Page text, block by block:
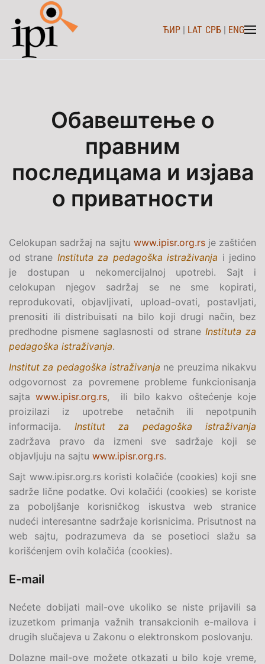
Skip to main content ЋИР | LAT СРБ | ENG
Обавештење о
правним
последицама и изјава
о приватности
Celokupan sadržaj na sajtu www.ipisr.org.rsje zaštićen
od strane Instituta za pedagoška istraživanja i jedino
je dostupan u nekomercijalnoj upotrebi. Sajt i
celokupan njegov sadržaj se ne sme kopirati,
reprodukovati, objavljivati, upload-ovati, postavljati,
prenositi ili distribuisati na bilo koji drugi način, bez
predhodne pismene saglasnosti od strane Instituta za
pedagoška istraživanja.
Institut za pedagoška istraživanja ne preuzima nikakvu
odgovornost za povremene probleme funkcionisanja
sajtawww.ipisr.org.rs, ili bilo kakvo oštećenje koje
proizilazi iz upotrebe netačnih ili nepotpunih
informacija. Institut za pedagoška istraživanja
zadržava pravo da izmeni sve sadržaje koji se
objavljuju na sajtu www.ipisr.org.rs.
Sajt www.ipisr.org.rs koristi kolačiće (cookies) koji sne
sadrže lične podatke. Ovi kolačići (cookies) se koriste
za poboljšanje korisničkog iskustva web stranice
nudeći interesantne sadržaje korisnicima. Prisutnost na
web sajtu, podrazumeva da se posetioci slažu sa
korišćenjem ovih kolačića (cookies).
E-mail
Nećete dobijati mail-ove ukoliko se niste prijavili sa
izuzetkom primanja važnih transakcionih e-mailova i
drugih slučajeva u Zakonu o elektronskom poslovanju.
Dolazne mail-ove možete otkazati u bilo koje vreme,